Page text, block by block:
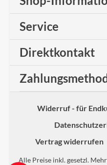
Service
Direktkontakt
Widerruf - für
Vertrag widerrufen
Alle Preise inkl. gesetzl.